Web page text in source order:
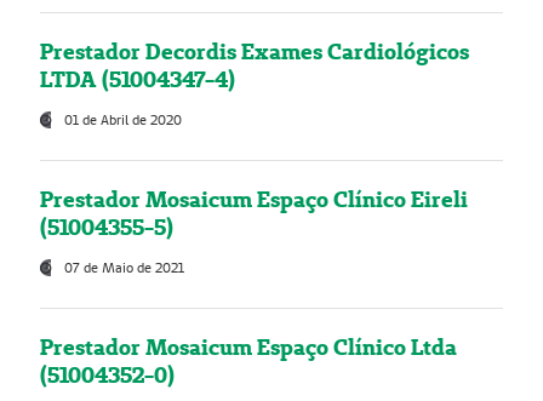
Prestador Decordis Exames Cardiológicos
LTDA (51004347-4)
01 de Abril de 2020
Prestador Mosaicum Espaço Clínico Eireli
(51004355-5)
07 de Maio de 2021
Prestador Mosaicum Espaço Clínico Ltda
(51004352-0)